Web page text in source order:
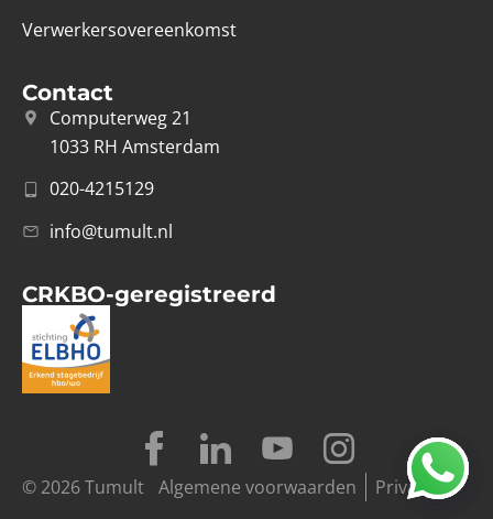
Verwerkersovereenkomst
Contact
Computerweg 21
1033 RH Amsterdam
020-4215129
info@tumult.nl
CRKBO-geregistreerd
© 2026 Tumult Algemene voorwaarden Privacy